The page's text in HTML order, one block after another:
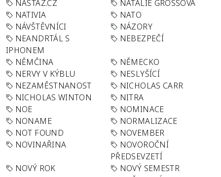
NASTAZ.CZ
NATÁLIE GROSSOVÁ
NATIVIA
NATO
NÁVŠTĚVNÍCI
NÁZORY
NEANDRTÁL S
IPHONEM
NEBEZPEČÍ
NĚMČINA
NĚMECKO
NERVY V KÝBLU
NESLYŠÍCÍ
NEZAMĚSTNANOST
NICHOLAS CARR
NICHOLAS WINTON
NITRA
NOE
NOMINACE
NONAME
NORMALIZACE
NOT FOUND
NOVEMBER
NOVINAŘINA
NOVOROČNÍ
PŘEDSEVZETÍ
NOVÝ ROK
NOVÝ SEMESTR